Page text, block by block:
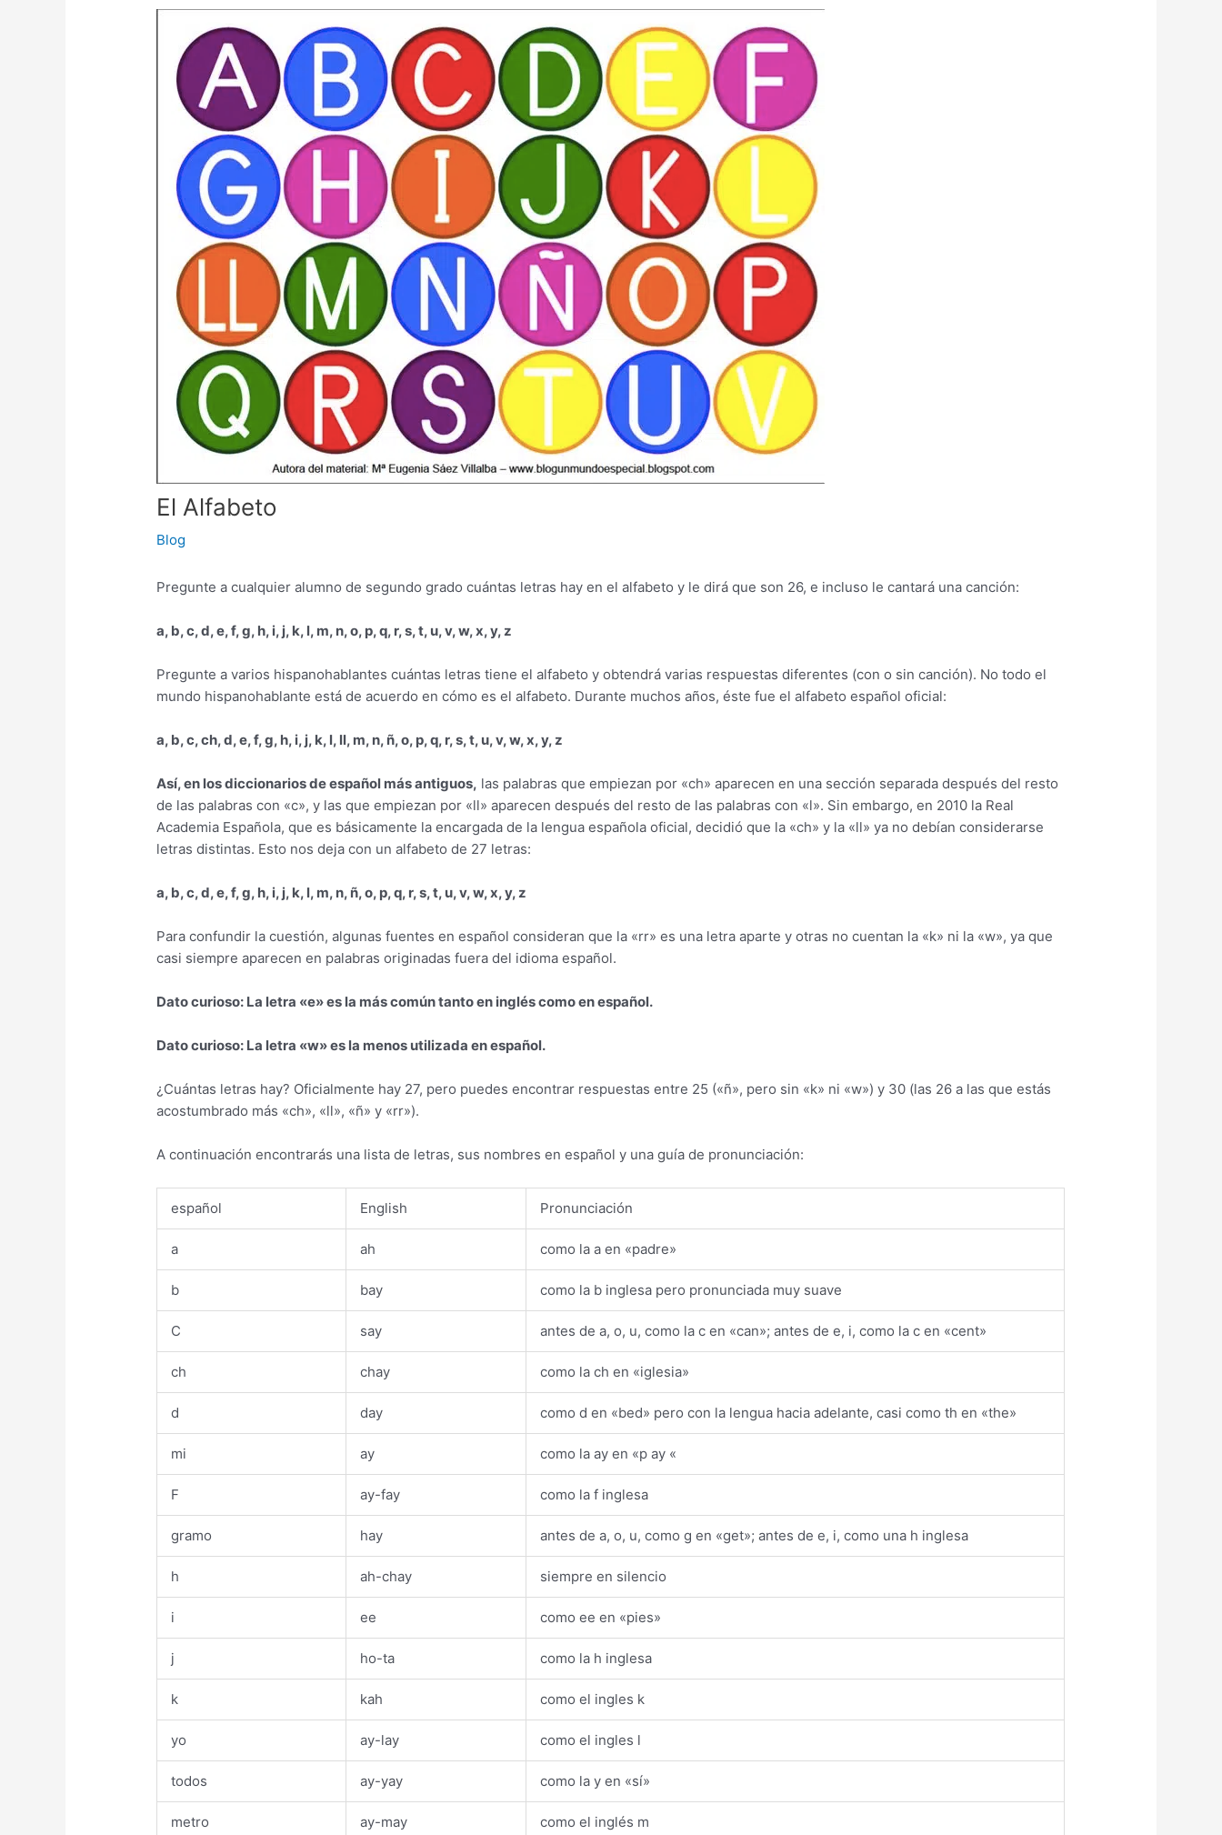
El Alfabeto
Blog
Pregunte a cualquier alumno de segundo grado cuántas letras hay en el alfabeto y le dirá que son 26, e incluso le cantará una canción:
a, b, c, d, e, f, g, h, i, j, k, l, m, n, o, p, q, r, s, t, u, v, w, x, y, z
Pregunte a varios hispanohablantes cuántas letras tiene el alfabeto y obtendrá varias respuestas diferentes (con o sin canción). No todo el
mundo hispanohablante está de acuerdo en cómo es el alfabeto. Durante muchos años, éste fue el alfabeto español oficial:
a, b, c, ch, d, e, f, g, h, i, j, k, l, ll, m, n, ñ, o, p, q, r, s, t, u, v, w, x, y, z
Así, en los diccionarios de español más antiguos, las palabras que empiezan por «ch» aparecen en una sección separada después del resto
de las palabras con «c», y las que empiezan por «ll» aparecen después del resto de las palabras con «l». Sin embargo, en 2010 la Real
Academia Española, que es básicamente la encargada de la lengua española oficial, decidió que la «ch» y la «ll» ya no debían considerarse
letras distintas. Esto nos deja con un alfabeto de 27 letras:
a, b, c, d, e, f, g, h, i, j, k, l, m, n, ñ, o, p, q, r, s, t, u, v, w, x, y, z
Para confundir la cuestión, algunas fuentes en español consideran que la «rr» es una letra aparte y otras no cuentan la «k» ni la «w», ya que
casi siempre aparecen en palabras originadas fuera del idioma español.
Dato curioso: La letra «e» es la más común tanto en inglés como en español.
Dato curioso: La letra «w» es la menos utilizada en español.
¿Cuántas letras hay? Oficialmente hay 27, pero puedes encontrar respuestas entre 25 («ñ», pero sin «k» ni «w») y 30 (las 26 a las que estás
acostumbrado más «ch», «ll», «ñ» y «rr»).
A continuación encontrarás una lista de letras, sus nombres en español y una guía de pronunciación:
español English Pronunciación
a ah como la a en «padre»
b bay como la b inglesa pero pronunciada muy suave
C say antes de a, o, u, como la c en «can»; antes de e, i, como la c en «cent»
ch chay como la ch en «iglesia»
d day como d en «bed» pero con la lengua hacia adelante, casi como th en «the»
mi ay como la ay en «p ay «
F ay-fay como la f inglesa
gramo hay antes de a, o, u, como g en «get»; antes de e, i, como una h inglesa
h ah-chay siempre en silencio
i ee como ee en «pies»
j ho-ta como la h inglesa
k kah como el ingles k
yo ay-lay como el ingles l
todos ay-yay como la y en «sí»
metro ay-may como el inglés m